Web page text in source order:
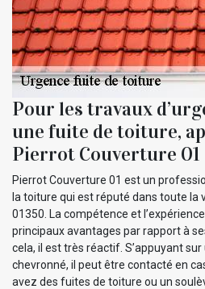
Pour les travaux
une fuite de toiture,
Pierrot Couverture 01
Pierrot Couverture 01 est un
la toiture qui est réputé dans toute la
01350. La compétence et
principaux avantages par rapport à
cela, il est très réactif. S’appuyant sur
chevronné, il peut être contacté en
avez des fuites de toiture ou un